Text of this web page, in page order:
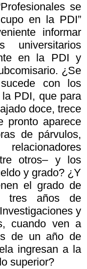
se
en la PDI”
informar
universitarios
en la PDI y
¿Se
con los
PDI, que para
doce, trece
pronto aparece
de párvulos,
otros– y los
y grado? ¿Y
el grado de
tres años de
y
cuando ven a
de un año de
ingresan a la
superior?